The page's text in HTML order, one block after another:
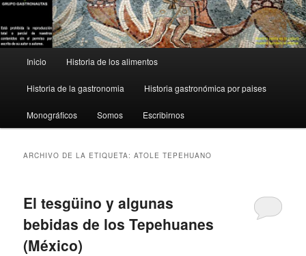
principal
Inicio Historia de los alimentos
Historia de la gastronomia Historia gastronómica por paises
Monográficos Somos Escribirnos
ARCHIVO DE LA ETIQUETA:ATOLE TEPEHUANO
El tesgüino y algunas
bebidas de los Tepehuanes
(México)